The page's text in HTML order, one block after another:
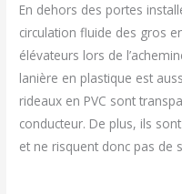
En dehors des portes
circulation fluide des gros
élévateurs lors de
lanière en plastique est
rideaux en PVC sont
conducteur. De plus, ils
et ne risquent donc pas de